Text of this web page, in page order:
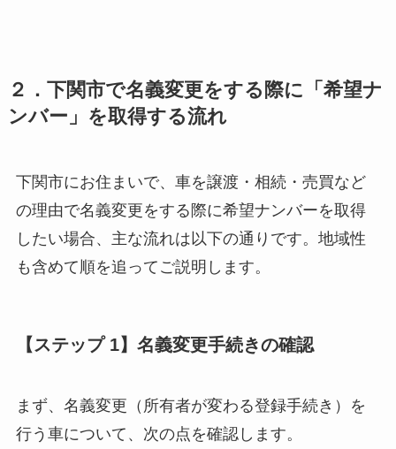
２．下関市で名義変更をする際に「希望ナ
ンバー」を取得する流れ
下関市にお住まいで、車を譲渡・相続・売買など
の理由で名義変更をする際に希望ナンバーを取得
したい場合、主な流れは以下の通りです。地域性
も含めて順を追ってご説明します。
【ステップ 1】名義変更手続きの確認
まず、名義変更（所有者が変わる登録手続き）を
行う車について、次の点を確認します。